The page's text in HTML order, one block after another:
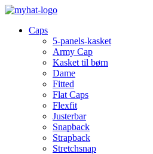
Caps
5-panels-kasket
Army Cap
Kasket til børn
Dame
Fitted
Flat Caps
Flexfit
Justerbar
Snapback
Strapback
Stretchsnap